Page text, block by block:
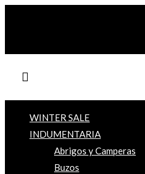
WINTER SALE
INDUMENTARIA
Abrigos y Camperas
Buzos